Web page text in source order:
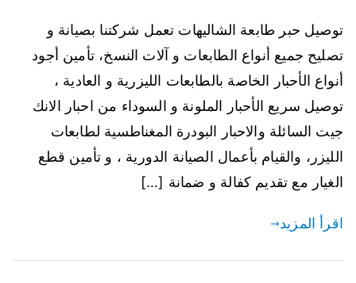
توصيل حبر طابعة الشاليهات تعمل شركتنا بصيانة و
تصليح جميع أنواع الطابعات و آلات النسخ، تأمين أجود
أنواع الأحبار الخاصة بالطابعات الليزرية و العادية ،
توصيل سريع الأحبار الملونة و السوداء من احبار الانك
جيت السائلة والاحبار البودرة المغناطسية لطابعات
الليزر، والقيام بأعمال الصيانة الدورية ، و تأمين قطع
الغيار مع تقديم كفالة و ضمانة […]
اقرأ المزيد